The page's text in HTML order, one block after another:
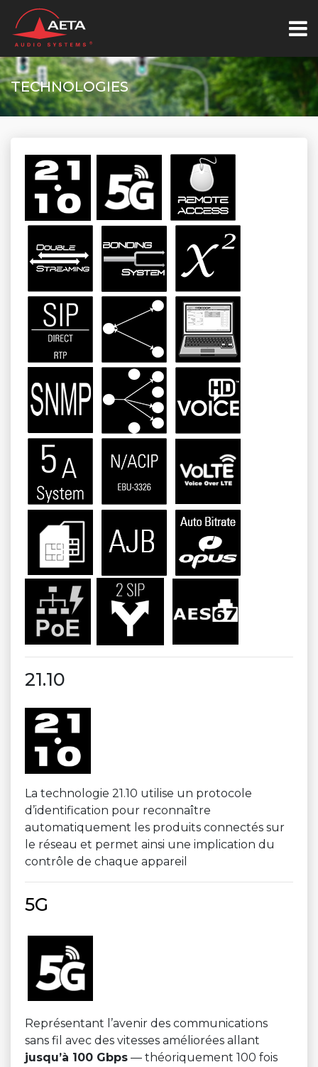
TECHNOLOGIES
21.10
La technologie 21.10 utilise un protocole
d’identification pour reconnaître
automatiquement les produits connectés sur
le réseau et permet ainsi une implication du
contrôle de chaque appareil
5G
Représentant l’avenir des communications
sans fil avec des vitesses améliorées allant
jusqu’à 100 Gbps — théoriquement 100 fois